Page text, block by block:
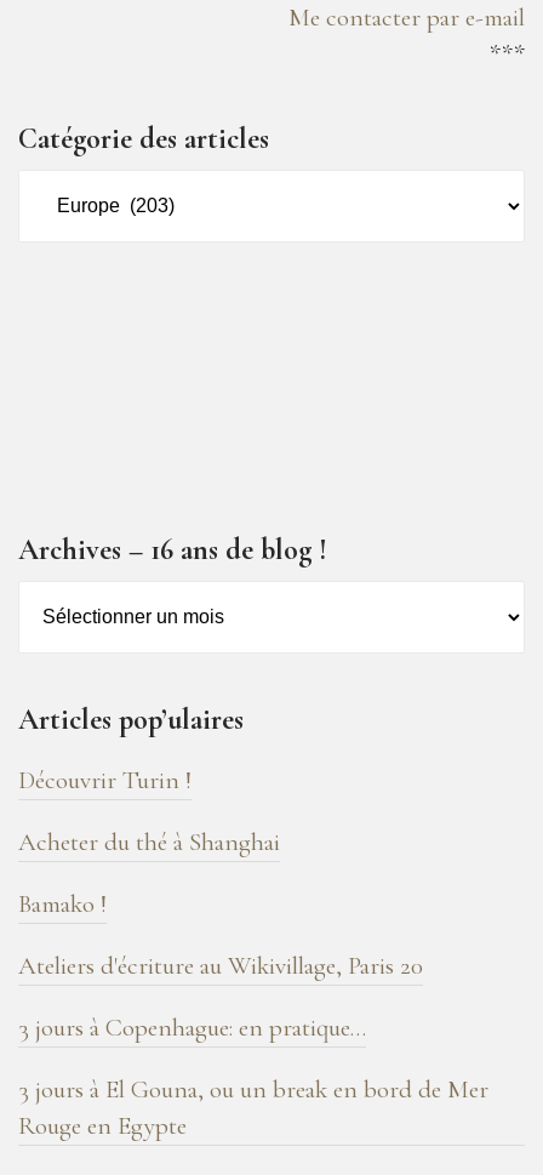
Me contacter par e-mail
***
Catégorie des articles
Archives – 16 ans de blog !
de
blog
!
Articles pop’ulaires
Découvrir Turin !
Acheter du thé à Shanghai
Bamako !
Ateliers d'écriture au Wikivillage, Paris 20
3 jours à Copenhague: en pratique…
3 jours à El Gouna, ou un break en bord de Mer
Rouge en Egypte